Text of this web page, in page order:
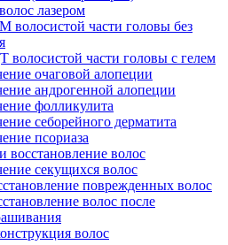
лазером
волосистой части головы без
волосистой части головы с гелем
очаговой алопеции
андрогенной алопеции
фолликулита
себорейного дерматита
псориаза
восстановление волос
секущихся волос
поврежденных волос
волос после
волос